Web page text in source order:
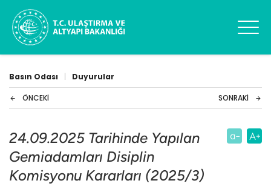
Basın Odası | Duyurular
ÖNCEKI SONRAKI
24.09.2025 Tarihinde Yapılan
Gemiadamları Disiplin
Komisyonu Kararları (2025/3)